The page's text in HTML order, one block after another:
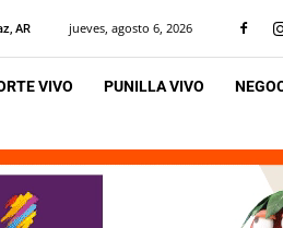
AR jueves, agosto 6, 2026
VIVO PUNILLA VIVO